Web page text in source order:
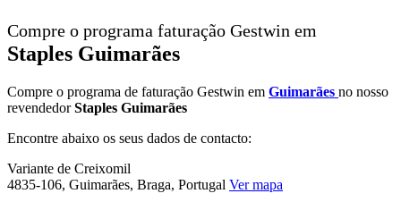
Compre o programa faturação Gestwin em
Staples Guimarães
Compre o programa de faturação Gestwin em Guimarães no nosso
revendedorStaples Guimarães
Encontre abaixo os seus dados de contacto:
Variante de Creixomil
4835-106, Guimarães, Braga, Portugal Ver mapa